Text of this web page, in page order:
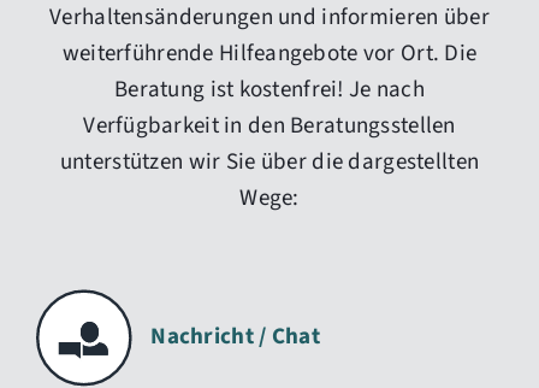
Verhaltensänderungen und informieren über
weiterführende Hilfeangebote vor Ort. Die
Beratung ist kostenfrei! Je nach
Verfügbarkeit in den Beratungsstellen
unterstützen wir Sie über die dargestellten
Wege:
Nachricht / Chat